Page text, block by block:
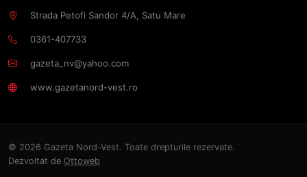
Strada Petofi Sandor 4/A, Satu Mare
0361-407733
gazeta_nv@yahoo.com
www.gazetanord-vest.ro
© 2026 Gazeta Nord-Vest. Toate drepturile rezervate.
Dezvoltat de Ottoweb